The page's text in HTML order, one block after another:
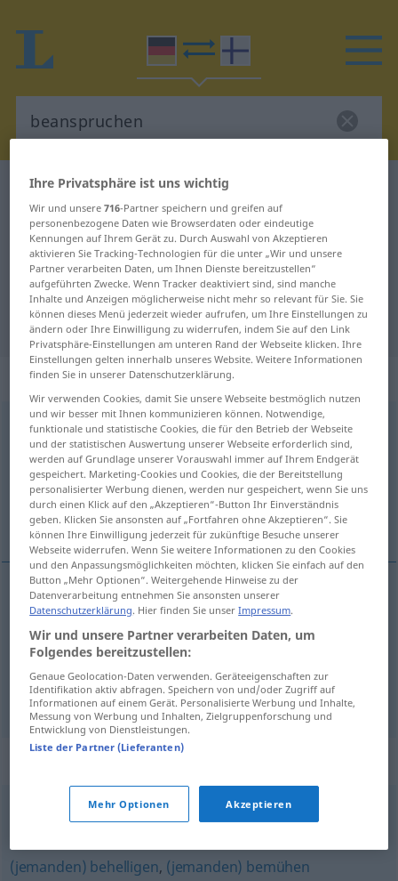
Deutsch-Finnisch Wörterbuch
Deutsch-Finnisch Übersetzung für
"beanspruchen"
"beanspruchen" Finnisch
Übersetzung
„beanspruchen“
beanspruchen
Übersicht aller Übersetzungen
(Für mehr Details die Übersetzung anklicken/antippen)
vaatia, viedä, rasittaa
vaatia beanspruchenfordern
viedä beanspruchenPlatz, Zeit
rasittaa beanspruchenBeruf jemandena. TECH
(für sich) reklamieren (dass)
(jemanden) behelligen, (jemanden) bemühen
Ihre Privatsphäre ist uns wichtig
Wir und unsere716-Partner speichern und greifen auf
personenbezogene Daten wie Browserdaten oder eindeutige
Kennungen auf Ihrem Gerät zu. Durch Auswahl von Akzeptieren
aktivieren Sie Tracking-Technologien für die unter „Wir und unsere
Partner verarbeiten Daten, um Ihnen Dienste bereitzustellen“
aufgeführten Zwecke. Wenn Tracker deaktiviert sind, sind manche
Inhalte und Anzeigen möglicherweise nicht mehr so relevant für Sie. Sie
können dieses Menü jederzeit wieder aufrufen, um Ihre Einstellungen zu
ändern oder Ihre Einwilligung zu widerrufen, indem Sie auf den Link
Privatsphäre-Einstellungen am unteren Rand der Webseite klicken. Ihre
Einstellungen gelten innerhalb unseres Website. Weitere Informationen
finden Sie in unserer Datenschutzerklärung.
Wir verwenden Cookies, damit Sie unsere Webseite bestmöglich nutzen
und wir besser mit Ihnen kommunizieren können. Notwendige,
funktionale und statistische Cookies, die für den Betrieb der Webseite
und der statistischen Auswertung unserer Webseite erforderlich sind,
werden auf Grundlage unserer Vorauswahl immer auf Ihrem Endgerät
gespeichert. Marketing-Cookies und Cookies, die der Bereitstellung
personalisierter Werbung dienen, werden nur gespeichert, wenn Sie uns
durch einen Klick auf den „Akzeptieren“-Button Ihr Einverständnis
geben. Klicken Sie ansonsten auf „Fortfahren ohne Akzeptieren“. Sie
können Ihre Einwilligung jederzeit für zukünftige Besuche unserer
Webseite widerrufen. Wenn Sie weitere Informationen zu den Cookies
und den Anpassungsmöglichkeiten möchten, klicken Sie einfach auf den
Button „Mehr Optionen“. Weitergehende Hinweise zu der
Datenverarbeitung entnehmen Sie ansonsten unserer
Datenschutzerklärung. Hier finden Sie unserImpressum.
Wir und unsere Partner verarbeiten Daten, um
Folgendes bereitzustellen:
Genaue Geolocation-Daten verwenden. Geräteeigenschaften zur
Identifikation aktiv abfragen. Speichern von und/oder Zugriff auf
Informationen auf einem Gerät. Personalisierte Werbung und Inhalte,
Messung von Werbung und Inhalten, Zielgruppenforschung und
Entwicklung von Dienstleistungen.
Liste der Partner (Lieferanten)
Mehr Optionen Akzeptieren